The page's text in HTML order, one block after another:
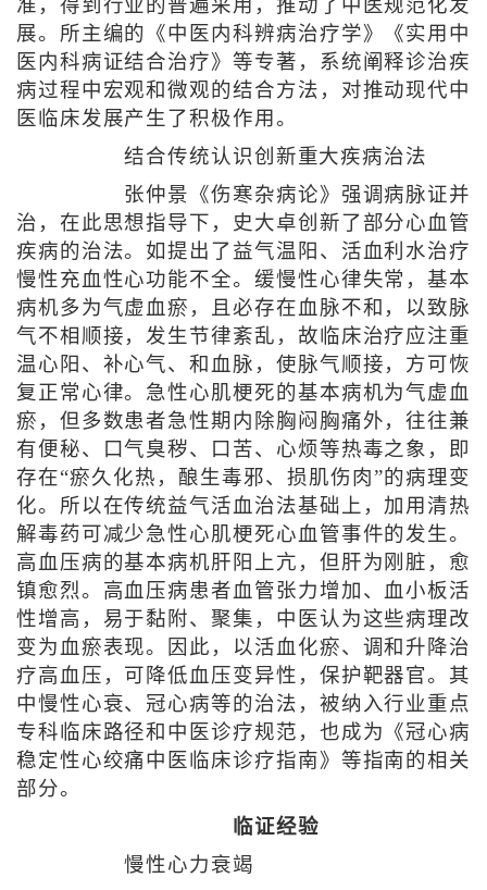
准，得到行业的普遍采用，推动了中医规范化发
展。所主编的《中医内科辨病治疗学》《实用中
医内科病证结合治疗》等专著，系统阐释诊治疾
病过程中宏观和微观的结合方法，对推动现代中
医临床发展产生了积极作用。
结合传统认识创新重大疾病治法
张仲景《伤寒杂病论》强调病脉证并
治，在此思想指导下，史大卓创新了部分心血管
疾病的治法。如提出了益气温阳、活血利水治疗
慢性充血性心功能不全。缓慢性心律失常，基本
病机多为气虚血瘀，且必存在血脉不和，以致脉
气不相顺接，发生节律紊乱，故临床治疗应注重
温心阳、补心气、和血脉，使脉气顺接，方可恢
复正常心律。急性心肌梗死的基本病机为气虚血
瘀，但多数患者急性期内除胸闷胸痛外，往往兼
有便秘、口气臭秽、口苦、心烦等热毒之象，即
存在“瘀久化热，酿生毒邪、损肌伤肉”的病理变
化。所以在传统益气活血治法基础上，加用清热
解毒药可减少急性心肌梗死心血管事件的发生。
高血压病的基本病机肝阳上亢，但肝为刚脏，愈
镇愈烈。高血压病患者血管张力增加、血小板活
性增高，易于黏附、聚集，中医认为这些病理改
变为血瘀表现。因此，以活血化瘀、调和升降治
疗高血压，可降低血压变异性，保护靶器官。其
中慢性心衰、冠心病等的治法，被纳入行业重点
专科临床路径和中医诊疗规范，也成为《冠心病
稳定性心绞痛中医临床诊疗指南》等指南的相关
部分。
临证经验
慢性心力衰竭